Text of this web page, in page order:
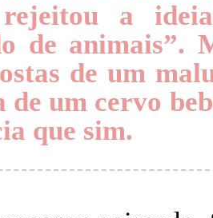
a
de animais”.
de um
de um cervo
que sim.